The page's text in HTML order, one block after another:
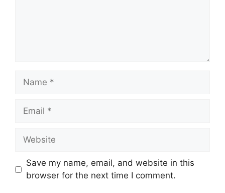
Name
Email
Website
Save my name, email, and website in this
browser for the next time I comment.